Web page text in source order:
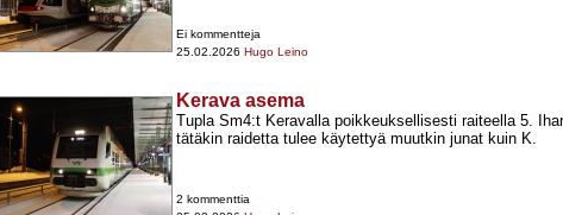
Ei kommentteja
25.02.2026 Hugo Leino
Kerava asema
Tupla Sm4:t Keravalla poikkeuksellisesti raiteella 5.
tätäkin raidetta tulee käytettyä muutkin junat kuin K.
2 kommenttia